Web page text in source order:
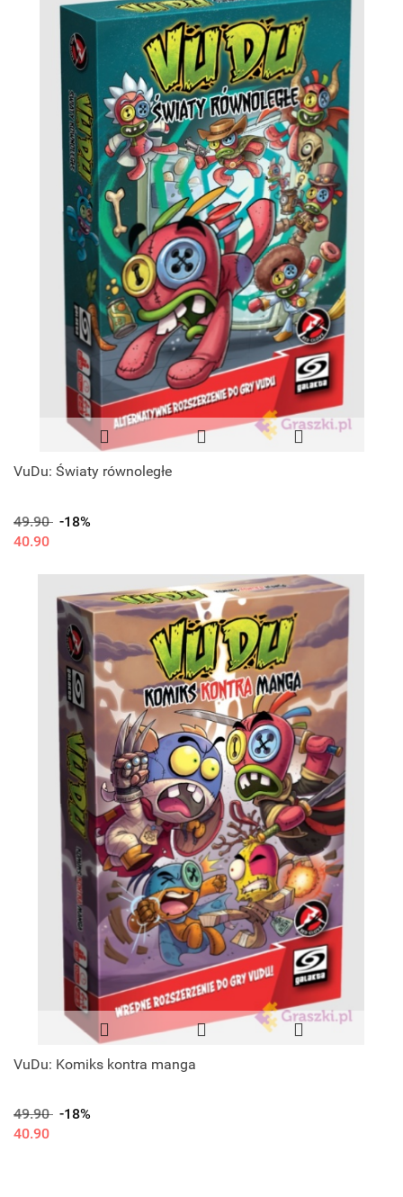
VuDu: Światy równoległe
49.90 -18%
40.90
VuDu: Komiks kontra manga
49.90 -18%
40.90